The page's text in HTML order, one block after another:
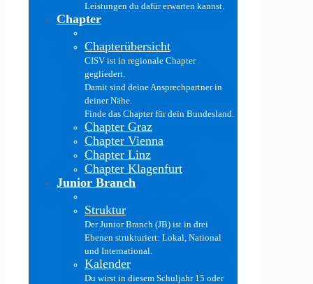
Leistungen du dafür erwarten kannst.
Chapter
Chapterübersicht
CISV ist in regionale Chapter
gegliedert.
Damit sind deine Ansprechpartner in
deiner Nähe.
Finde das Chapter für dein Bundesland.
Chapter Graz
Chapter Vienna
Chapter Linz
Chapter Klagenfurt
Junior Branch
Struktur
Der Junior Branch (JB) ist in drei
Ebenen strukturiert: Lokal, National
und International.
Kalender
Du wirst in diesem Schuljahr 15 oder